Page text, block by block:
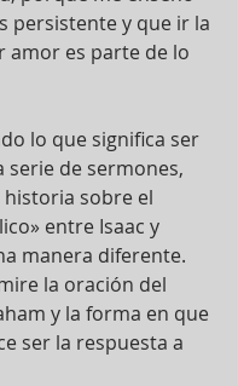
persistente y que ir la
amor es parte de lo
lo que significa ser
serie de sermones,
sobre el
entre Isaac y
manera diferente.
la oración del
y la forma en que
ser la respuesta a